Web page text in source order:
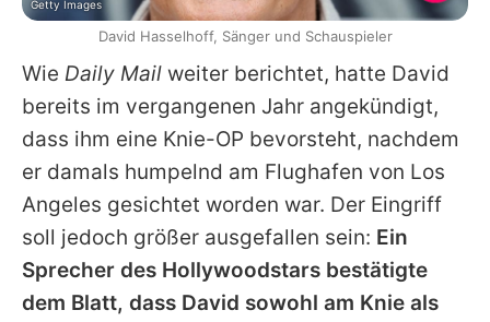
Wie Daily Mail weiter berichtet, hatte David
bereits im vergangenen Jahr angekündigt,
dass ihm eine Knie-OP bevorsteht, nachdem
er damals humpelnd am Flughafen von Los
Angeles gesichtet worden war. Der Eingriff
soll jedoch größer ausgefallen sein: Ein
Sprecher des Hollywoodstars bestätigte
dem Blatt, dass David sowohl am Knie als
Getty Images
David Hasselhoff, Sänger und Schauspieler